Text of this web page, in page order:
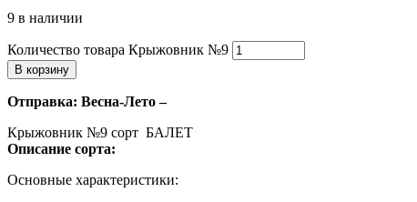
9 в наличии
Количество товара Крыжовник №9
В корзину
Отправка: Весна-Лето –
Крыжовник №9 сорт БАЛЕТ
Описание сорта:
Основные характеристики: